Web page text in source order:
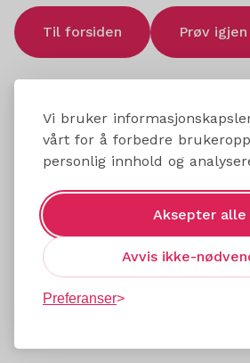
Vi bruker
vårt for å forbedre
personlig innhold og
Aksepter alle
Avvis ikke-
Preferanser
Til forsiden Prøv igjen